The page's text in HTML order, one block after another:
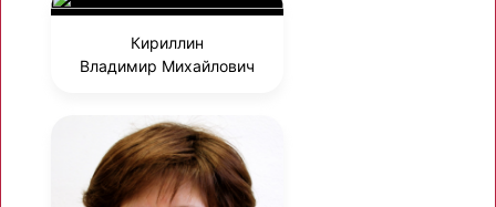
Кириллин
Владимир Михайлович